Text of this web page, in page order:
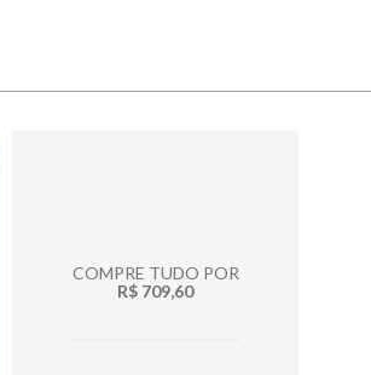
COMPRE TUDO POR
R$ 709,60